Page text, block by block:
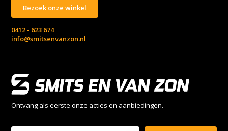
Bezoek onze winkel
0412 - 623 674
info@smitsenvanzon.nl
Ontvang als eerste onze acties en aanbiedingen.